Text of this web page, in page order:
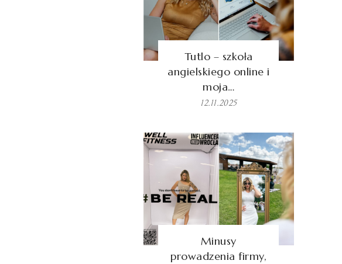
Tutlo – szkoła
angielskiego online i
moja…
12.11.2025
Minusy
prowadzenia firmy,